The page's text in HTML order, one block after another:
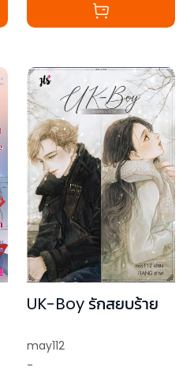
UK-Boy รักสยบร้าย
may112
-